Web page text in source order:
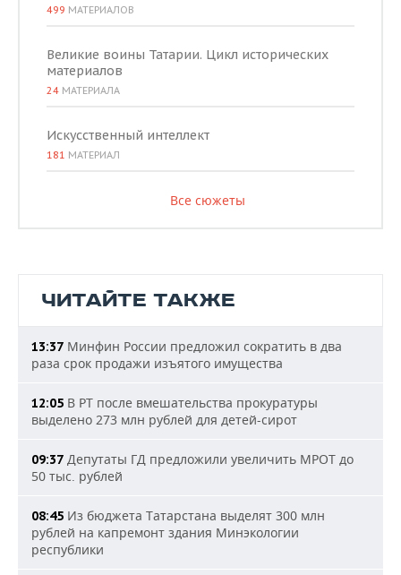
499 МАТЕРИАЛОВ
Великие воины Татарии. Цикл исторических
материалов
24 МАТЕРИАЛА
Искусственный интеллект
181 МАТЕРИАЛ
Все сюжеты
ЧИТАЙТЕ ТАКЖЕ
13:37 Минфин России предложил сократить в два
раза срок продажи изъятого имущества
12:05 В РТ после вмешательства прокуратуры
выделено 273 млн рублей для детей-сирот
09:37 Депутаты ГД предложили увеличить МРОТ до
50 тыс. рублей
08:45 Из бюджета Татарстана выделят 300 млн
рублей на капремонт здания Минэкологии
республики